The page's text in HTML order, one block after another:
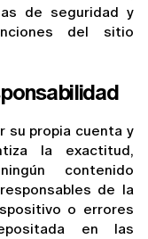
de seguridad y
del sitio
su propia cuenta y
la exactitud,
contenido
de la
o errores
en las